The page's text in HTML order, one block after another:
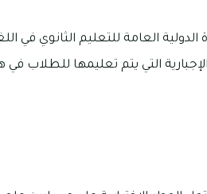
العامة للتعليم الثانوي في
التي يتم تعليمها للطلاب في